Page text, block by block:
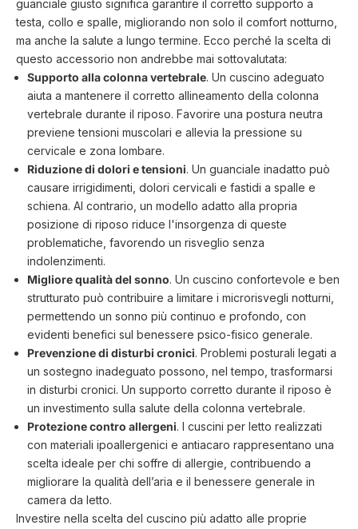
guanciale giusto significa garantire il corretto supporto a
testa, collo e spalle, migliorando non solo il comfort notturno,
ma anche la salute a lungo termine. Ecco perché la scelta di
questo accessorio non andrebbe mai sottovalutata:
Supporto alla colonna vertebrale. Un cuscino adeguato
aiuta a mantenere il corretto allineamento della colonna
vertebrale durante il riposo. Favorire una postura neutra
previene tensioni muscolari e allevia la pressione su
cervicale e zona lombare.
Riduzione di dolori e tensioni. Un guanciale inadatto può
causare irrigidimenti, dolori cervicali e fastidi a spalle e
schiena. Al contrario, un modello adatto alla propria
posizione di riposo riduce l'insorgenza di queste
problematiche, favorendo un risveglio senza
indolenzimenti.
Migliore qualità del sonno. Un cuscino confortevole e ben
strutturato può contribuire a limitare i microrisvegli notturni,
permettendo un sonno più continuo e profondo, con
evidenti benefici sul benessere psico-fisico generale.
Prevenzione di disturbi cronici. Problemi posturali legati a
un sostegno inadeguato possono, nel tempo, trasformarsi
in disturbi cronici. Un supporto corretto durante il riposo è
un investimento sulla salute della colonna vertebrale.
Protezione contro allergeni. I cuscini per letto realizzati
con materiali ipoallergenici e antiacaro rappresentano una
scelta ideale per chi soffre di allergie, contribuendo a
migliorare la qualità dell’aria e il benessere generale in
camera da letto.
Investire nella scelta del cuscino più adatto alle proprie